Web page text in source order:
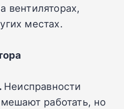
вентиляторах,
местах.
Неисправности
работать, но